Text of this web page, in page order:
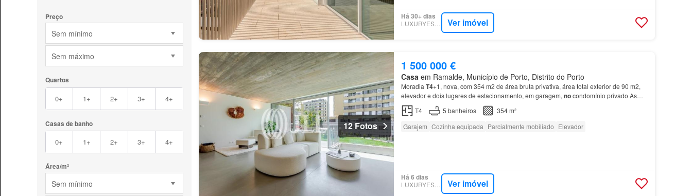
Preço
Sem mínimo
Sem máximo
Quartos
0+ 1+ 2+ 3+ 4+
Casas de banho
0+ 1+ 2+ 3+ 4+
Área/m²
Sem mínimo
Há 30+ dias
LUXURYESTATE Ver imóvel
12 Fotos
1 500 000 €
Casa em Ramalde, Município de Porto, Distrito do Porto
Moradia T4+1, nova, com 354 m2 de área bruta privativa, área total exterior de 90 m2,
elevador e dois lugares de estacionamento, em garagem, nocondomínio privado As
Camélias,
no , Boavista, Porto.…
T4 5 banheiros
354 m²
Garajem Cozinha equipada Parcialmente mobiliado Elevador
Há 6 dias
LUXURYESTATE Ver imóvel